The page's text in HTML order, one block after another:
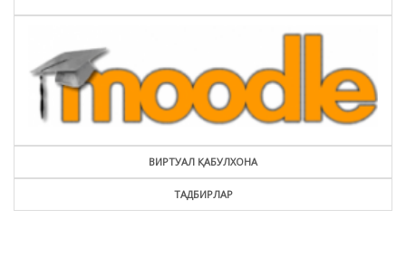
ВИРТУАЛ ҚАБУЛХОНА
ТАДБИРЛАР